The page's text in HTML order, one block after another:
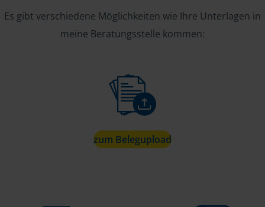
Es gibt verschiedene Möglichkeiten wie Ihre Unterlagen in
meine Beratungsstelle kommen:
zum Belegupload